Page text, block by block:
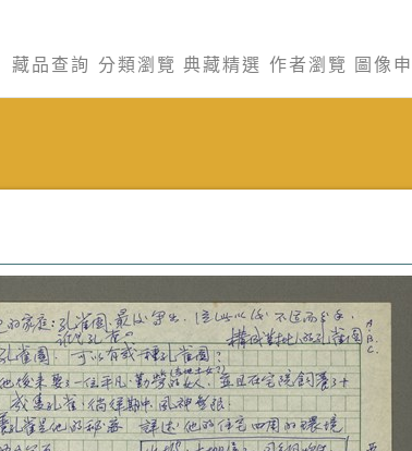
藏品查詢 分類瀏覽 典藏精選 作者瀏覽 圖像